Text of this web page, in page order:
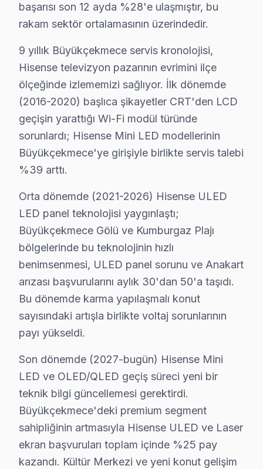
Bölgedeki Hisense modellerinin dağılımı oldukça
Büyükçekmece Mahallelerinde Hisense
Büyükçekmece bölgesinden Hisense televizyon'lerde
1.Panel Sorunları:
Belirti: Ekranda renk bozukluğu veya görüntü
Neden: Genellikle OLED ve LCD ekranların
Fiyat Aralığı (2025) : Yaklaşık ₺1,500 - ₺3,000.
Etkilenen Model Serisi : A9H ve A7G serileri.
2.Anakart Problemleri
Belirti: Cihazın açılmaması veya aniden
Neden: Düşük kaliteli çip setleri ve tasarım
Fiyat Aralığı (2025) : Yaklaşık ₺1,200 - ₺2,500.
Etkilenen Model Serisi : H50 ve H65 serileri.
3.Güç Kartı Arızası:
Belirti: Televizyonun çalışırken ısınması veya
Neden: Tasarımdaki zayıflık ve aşırı
Fiyat Aralığı (2025): Yaklaşık ₺800 - ₺1,800.
Etkilenen Model Serisi
Backlight Sorunları
Belirti: Ekranın bazı kısımlarında kararma veya
Neden
: LCD televizyonların arka aydınlatma
Fiyat Aralığı (2025)
: Yaklaşık ₺1,000 - ₺2,200.
Etkilenen Model Serisi
: H65 serisi.
5.Yazılım Sorunları:
Belirti: Cihazın donması veya uygulamaların
başarısı son 12 ayda %28'e ulaşmıştır, bu
rakam sektör ortalamasının üzerindedir.
9 yıllık Büyükçekmece servis kronolojisi,
Hisense televizyon pazarının evrimini ilçe
ölçeğinde izlememizi sağlıyor. İlk dönemde
(2016-2020) başlıca şikayetler CRT'den LCD
geçişin yarattığı Wi-Fi modül türünde
sorunlardı; Hisense Mini LED modellerinin
Büyükçekmece'ye girişiyle birlikte servis talebi
%39 arttı.
Orta dönemde (2021-2026) Hisense ULED
LED panel teknolojisi yaygınlaştı;
Büyükçekmece Gölü ve Kumburgaz Plajı
bölgelerinde bu teknolojinin hızlı
benimsenmesi, ULED panel sorunu ve Anakart
arızası başvurularını aylık 30'dan 50'a taşıdı.
Bu dönemde karma yapılaşmalı konut
sayısındaki artışla birlikte voltaj sorunlarının
payı yükseldi.
Son dönemde (2027-bugün) Hisense Mini
LED ve OLED/QLED geçiş süreci yeni bir
teknik bilgi güncellemesi gerektirdi.
Büyükçekmece'deki premium segment
sahipliğinin artmasıyla Hisense ULED ve Laser
ekran başvuruları toplam içinde %25 pay
kazandı. Kültür Merkezi ve yeni konut gelişim